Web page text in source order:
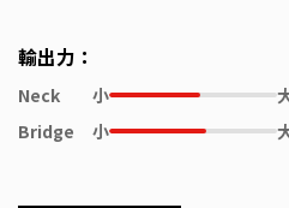
輸出力：
Neck 小
Bridge
小